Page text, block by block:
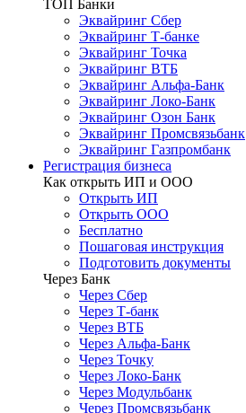
ТОП Банки
Эквайринг Сбер
Эквайринг Т-банке
Эквайринг Точка
Эквайринг ВТБ
Эквайринг Альфа-Банк
Эквайринг Локо-Банк
Эквайринг Озон Банк
Эквайринг Промсвязьбанк
Эквайринг Газпромбанк
Регистрация бизнеса
Как открыть ИП и ООО
Открыть ИП
Открыть ООО
Бесплатно
Пошаговая инструкция
Подготовить документы
Через Банк
Через Сбер
Через Т-банк
Через ВТБ
Через Альфа-Банк
Через Точку
Через Локо-Банк
Через Модульбанк
Через Промсвязьбанк